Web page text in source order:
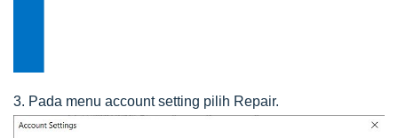
3. Pada menu account setting pilih Repair.